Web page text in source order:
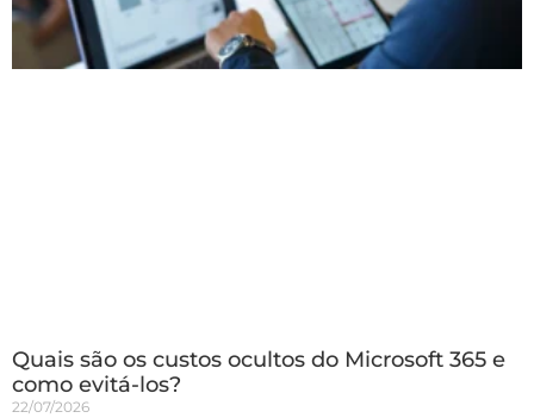
Quais são os custos ocultos do Microsoft 365 e
como evitá-los?
22/07/2026